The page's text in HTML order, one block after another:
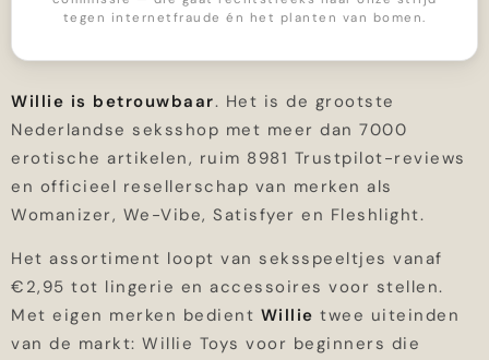
tegen internetfraude én het planten van bomen.
Willie is betrouwbaar. Het is de grootste
Nederlandse seksshop met meer dan 7000
erotische artikelen, ruim 8981 Trustpilot-reviews
en officieel resellerschap van merken als
Womanizer, We-Vibe, Satisfyer en Fleshlight.
Het assortiment loopt van seksspeeltjes vanaf
€2,95 tot lingerie en accessoires voor stellen.
Met eigen merken bedient Willie twee uiteinden
van de markt: Willie Toys voor beginners die